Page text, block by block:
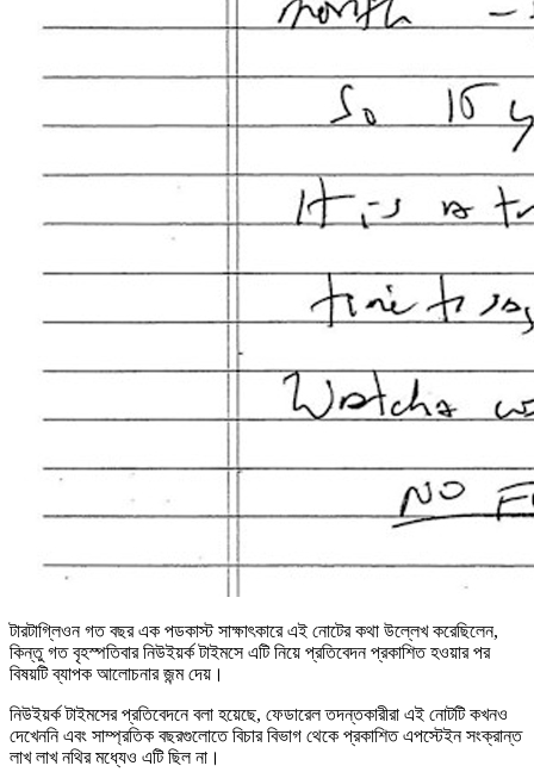
টারটাগ্লিওন গত বছর এক পডকাস্ট সাক্ষাৎকারে এই নোটের কথা উল্লেখ করেছিলেন,
কিন্তু গত বৃহস্পতিবার নিউইয়র্ক টাইমসে এটি নিয়ে প্রতিবেদন প্রকাশিত হওয়ার পর
বিষয়টি ব্যাপক আলোচনার জন্ম দেয়।
নিউইয়র্ক টাইমসের প্রতিবেদনে বলা হয়েছে, ফেডারেল তদন্তকারীরা এই নোটটি কখনও
দেখেননি এবং সাম্প্রতিক বছরগুলোতে বিচার বিভাগ থেকে প্রকাশিত এপস্টেইন সংক্রান্ত
লাখ লাখ নথির মধ্যেও এটি ছিল না।